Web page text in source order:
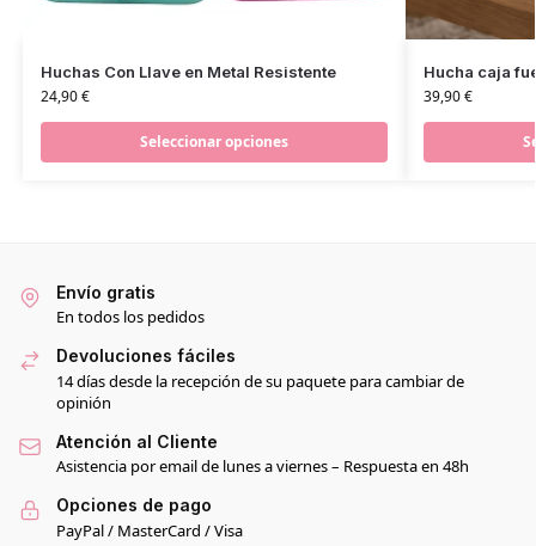
Huchas Con Llave en Metal Resistente
24,90€
Seleccionar opciones
Hucha caja
39,90€
Envío gratis
En todos los pedidos
Devoluciones fáciles
14 días desde la recepción de su paquete para cambiar de
opinión
Atención al Cliente
Asistencia por email de lunes a viernes – Respuesta en 48h
Opciones de pago
PayPal / MasterCard / Visa